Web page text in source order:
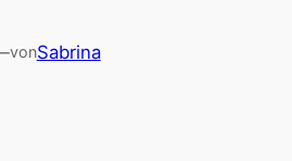
vonSabrina